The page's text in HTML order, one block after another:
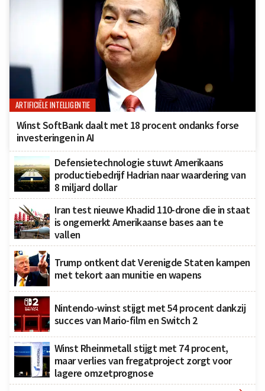
ARTIFICIËLE INTELLIGENTIE
Winst SoftBank daalt met 18 procent ondanks forse
investeringen in AI
Defensietechnologie stuwt Amerikaans
productiebedrijf Hadrian naar waardering van
8 miljard dollar
Iran test nieuwe Khadid 110-drone die in staat
is ongemerkt Amerikaanse bases aan te
vallen
Trump ontkent dat Verenigde Staten kampen
met tekort aan munitie en wapens
Nintendo-winst stijgt met 54 procent dankzij
succes van Mario-film en Switch 2
Winst Rheinmetall stijgt met 74 procent,
maar verlies van fregatproject zorgt voor
lagere omzetprognose